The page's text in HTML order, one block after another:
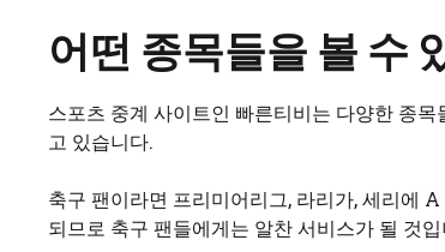
어떤 종목들을 볼 수
스포츠 중계 사이트인 빠른티비는 다양한 종
고 있습니다.
축구 팬이라면 프리미어리그, 라리가, 세리에
되므로 축구 팬들에게는 알찬 서비스가 될 것